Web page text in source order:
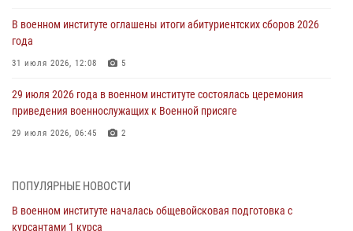
В военном институте оглашены итоги абитуриентских сборов 2026
года
31 июля 2026, 12:08 5
29 июля 2026 года в военном институте состоялась церемония
приведения военнослужащих к Военной присяге
29 июля 2026, 06:45 2
экзамен по вождению
ПОПУЛЯРНЫЕ НОВОСТИ
В военном институте началась общевойсковая подготовка с
курсантами 1 курса